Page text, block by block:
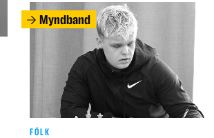
Myndband
FÓLK